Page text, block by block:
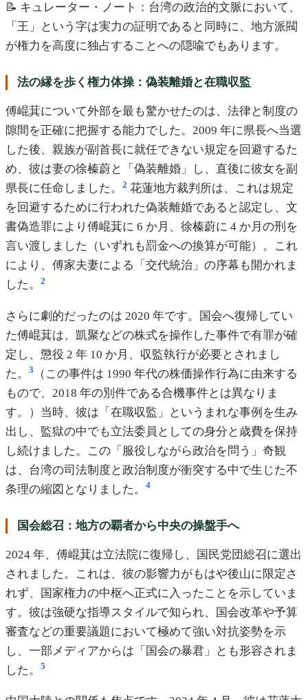
📝 キュレーター・ノート：台湾の政治的文脈において、
「王」という字は実力の証明であると同時に、地方派閥
が権力を高度に独占することへの隠喩でもあります。
法の縁を歩く権力体操：偽装離婚と在職収監
傅崐萁について外部を最も驚かせたのは、法律と制度の
隙間を正確に把握する能力でした。2009 年に県長へ当選
した後、親族が副首長に就任できない規定を回避するた
め、彼は妻の徐榛蔚と「偽装離婚」し、直後に彼女を副
県長に任命しました。
2 花蓮地方裁判所は、これは規定
を回避するために行われた偽装離婚であると認定し、文
書偽造罪により傅崐萁に 6 か月、徐榛蔚に 4 か月の刑を
言い渡しました（いずれも罰金への換算が可能）。これ
により、傅家夫妻による「交代統治」の序幕も開かれま
した。
2
さらに劇的だったのは 2020 年です。国会へ復帰してい
た傅崐萁は、凱聚などの株式を操作した事件で有罪が確
定し、懲役 2 年 10 か月、収監執行が必要とされまし
た。
3
（この事件は 1990 年代の株価操作行為に由来する
もので、2018 年の別件である合機事件とは異なりま
す。）当時、彼は「在職収監」というまれな事例を生み
出し、監獄の中でも立法委員としての身分と歳費を保持
し続けました。この「服役しながら政治を問う」奇観
は、台湾の司法制度と政治制度が衝突する中で生じた不
条理の縮図となりました。
4
国会総召：地方の覇者から中央の操盤手へ
2024 年、傅崐萁は立法院に復帰し、国民党団総召に選出
されました。これは、彼の影響力がもはや後山に限定さ
れず、国家権力の中枢へ正式に入ったことを示していま
す。彼は強硬な指導スタイルで知られ、国会改革や予算
審査などの重要議題において極めて強い対抗姿勢を示
し、一部メディアからは「国会の暴君」とも形容されま
した。
5